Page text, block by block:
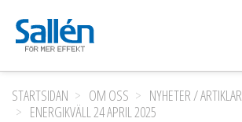
STARTSIDAN OM OSS
NYHETER / ARTIKLAR
ENERGIKVÄLL 24 APRIL 2025